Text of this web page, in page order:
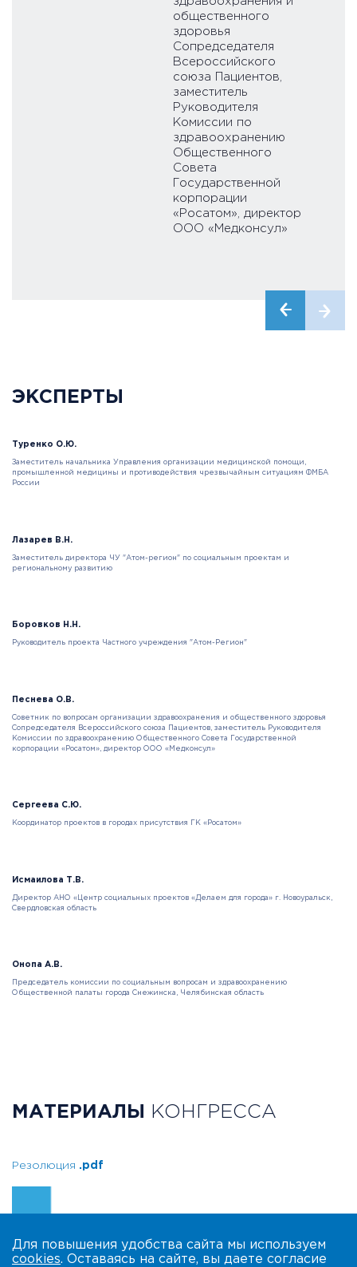
общественного
здоровья
Сопредседателя
Всероссийского
союза Пациентов,
заместитель
Руководителя
Комиссии по
здравоохранению
Общественного
Совета
Государственной
корпорации
«Росатом», директор
ООО «Медконсул»
ЭКСПЕРТЫ
Туренко О.Ю.
Заместитель начальника Управления организации медицинской помощи,
промышленной медицины и противодействия чрезвычайным ситуациям ФМБА
России
Лазарев В.Н.
Заместитель директора ЧУ "Атом-регион" по социальным проектам и
региональному развитию
Боровков Н.Н.
Руководитель проекта Частного учреждения "Атом-Регион"
Песнева О.В.
Советник по вопросам организации здравоохранения и общественного здоровья
Сопредседателя Всероссийского союза Пациентов, заместитель Руководителя
Комиссии по здравоохранению Общественного Совета Государственной
корпорации «Росатом», директор ООО «Медконсул»
Сергеева С.Ю.
Координатор проектов в городах присутствия ГК «Росатом»
Исмаилова Т.В.
Директор АНО «Центр социальных проектов «Делаем для города» г. Новоуральск,
Свердловская область
Онопа А.В.
Председатель комиссии по социальным вопросам и здравоохранению
Общественной палаты города Снежинска, Челябинская область
МАТЕРИАЛЫ КОНГРЕССА
Резолюция .pdf
Для повышения удобства сайта мы используем
cookies. Оставаясь на сайте, вы даете согласие